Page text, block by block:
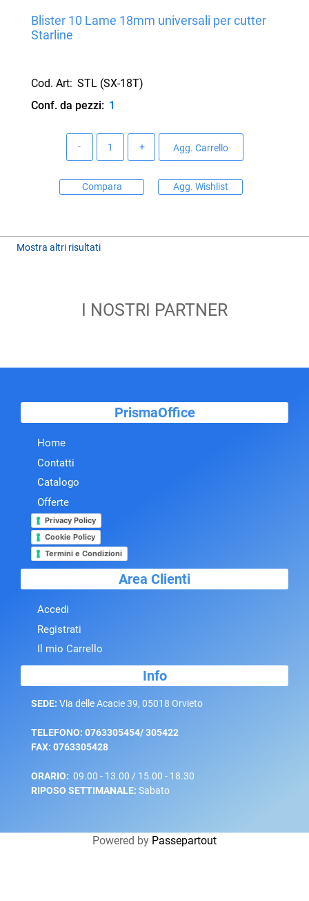
Blister 10 Lame 18mm universali per cutter
Starline
Cod. Art: STL (SX-18T)
Conf. da pezzi: 1
Agg. Carrello
Compara Agg. Wishlist
Mostra altri risultati
I NOSTRI PARTNER
PrismaOffice
Home
Contatti
Catalogo
Offerte
Privacy Policy
Cookie Policy
Termini e Condizioni
Area Clienti
Accedi
Registrati
Il mio Carrello
Info
SEDE: Via delle Acacie 39, 05018 Orvieto
TELEFONO: 0763305454/ 305422
FAX: 0763305428
ORARIO: 09.00 - 13.00 / 15.00 - 18.30
RIPOSO SETTIMANALE: Sabato
Powered by Passepartout